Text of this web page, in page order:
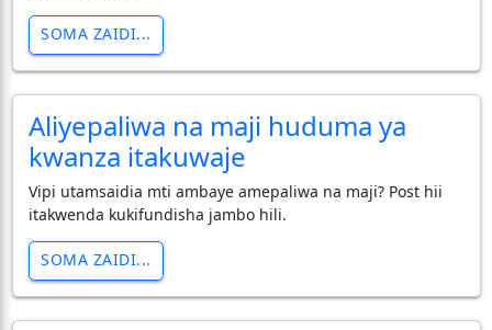
SOMA ZAIDI...
Aliyepaliwa na maji huduma ya
kwanza itakuwaje
Vipi utamsaidia mti ambaye amepaliwa na maji? Post hii
itakwenda kukifundisha jambo hili.
SOMA ZAIDI...